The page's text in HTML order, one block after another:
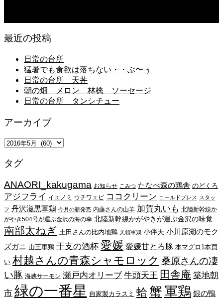
最近の投稿
日常の台所
猛暑でも食欲は落ちない・・ぶ〜ぅ
日常の台所 天丼
朝の畑 メロン 林檎 ソーセージ
日常の台所 タンシチュー
アーカイブ
ア
カ
ブ
タグ
ANAORI_kakugama お知らせ こみつ たなべ森の鶏舎 のどくろ
アジフライ イエノミ ウチワエビ ココクリーン コールドプレス スタッ
フ 丹沢滋黒軍鶏 今月の新発売 内藤さんの山羊 加賀丸いも 北陸新幹線か
がやき504号が運ぶ金沢の海の幸 北陸新幹線かがやきが運ぶ金沢の味覚
南部太ねぎ 土田さんの比内地鶏 天領軍鶏 小伴天 小川原湖のモク
ズガニ 山王軍鶏 干支の酒杯 愛媛 愛媛甘とろ豚 本マグロ1本買
い 村越さんの青森シャモロック 桑原さんの凄
い豚 海峡サーモン 瀬戸内オリーブ 牛頭天王 田舎庵 築地朝
市 緑の一番星 自家製カラスミ 蛤 蟹軍鶏 銀の鴨